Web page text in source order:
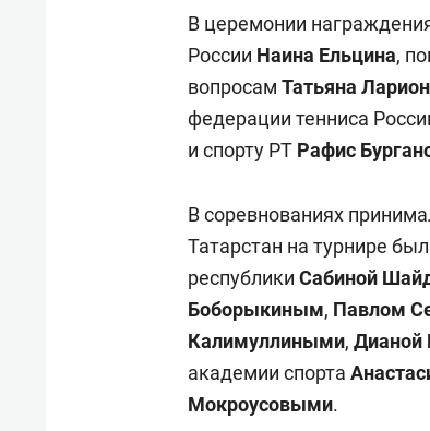
В церемонии
России Наина Ельцина,
вопросам Татьяна
федерации тенниса
и спорту РТ Рафис
В соревнованиях
Татарстан на турнире
республики Сабиной
Боборыкиным, Павлом
Калимуллиными, Дианой
академии спорта
Мокроусовыми.